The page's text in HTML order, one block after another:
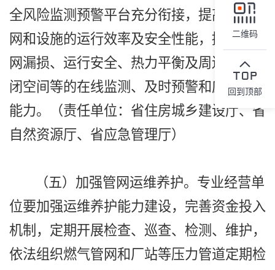
全风险监测预警平台充分衔接，提高城市管
网和设施的运行效率及安全性能，提升对管
网漏损、运行安全、热力平衡及周边重要密
闭空间等的在线监测、及时预警和应急处置
能力。（责任单位：省住房城乡建设厅、省
自然资源厅、省应急管理厅）
（五）加强管网运维养护。专业经营单
位要加强运维养护能力建设，完善资金投入
机制，定期开展检查、巡查、检测、维护，
依法组织燃气管网和厂站等压力管道定期检
二维码
回到顶部